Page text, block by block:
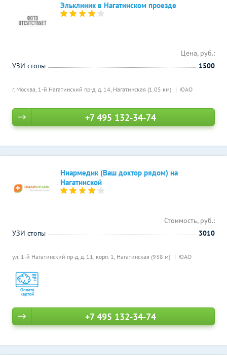
Эльклиник в Нагатинском проезде
г. Москва, 1-й Нагатинский пр-д, д. 14, Нагатинская (1.05 км) ЮАО
Цена, руб.:
УЗИ стопы
1500
+7 495 132-34-74
Ниармедик (Ваш доктор рядом) на
Нагатинской
ул. 1-й Нагатинский пр-д, д. 11, корп. 1, Нагатинская (938 м) ЮАО
Стоимость, руб.:
УЗИ стопы
3010
+7 495 132-34-74